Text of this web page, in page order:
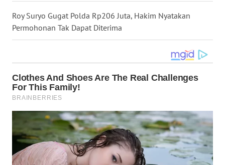
Roy Suryo Gugat Polda Rp206 Juta, Hakim Nyatakan
Permohonan Tak Dapat Diterima
WN
KALTARA
WN
WN
SULSEL